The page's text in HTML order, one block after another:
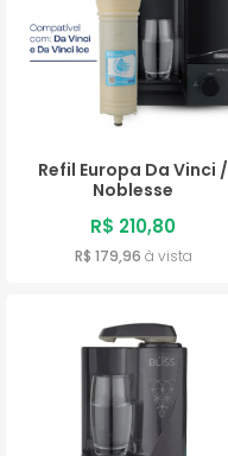
Refil Europa Da Vinci /
Noblesse
R$ 210,80
R$ 179,96 à vista